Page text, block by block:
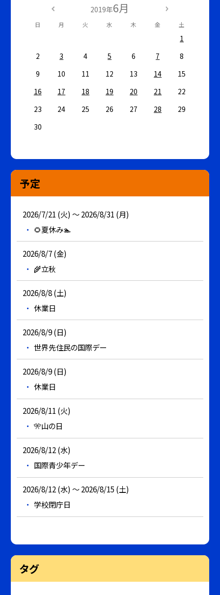
2019年6月
日 月 火 水 木 金 土
1
2
3 4 5 6 7
8
9
10 11 12 13 14
15
16
17 18 19 20 21
22
23
24 25 26 27 28
29
30
予定
2026/7/21 (火) ～ 2026/8/31 (月)
🌻夏休み🏊
2026/8/7 (金)
🌾立秋
2026/8/8 (土)
休業日
2026/8/9 (日)
世界先住民の国際デー
2026/8/9 (日)
休業日
2026/8/11 (火)
🎌山の日
2026/8/12 (水)
国際青少年デー
2026/8/12 (水) ～ 2026/8/15 (土)
学校閉庁日
タグ